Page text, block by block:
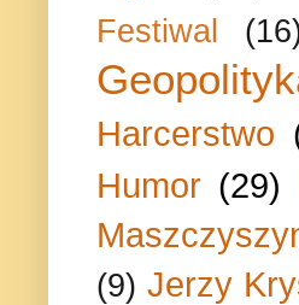
Festiwal
Harcerstwo
Humor (29)
(9) Jerzy